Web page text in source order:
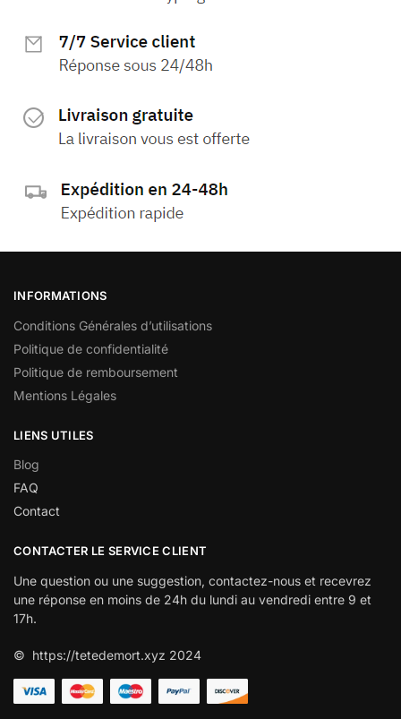
INFORMATIONS
Conditions Générales d’utilisations
Politique de confidentialité
Politique de remboursement
Mentions Légales
LIENS UTILES
Blog
FAQ
Contact
CONTACTER LE SERVICE CLIENT
Une question ou une suggestion, contactez-nous et recevrez
une réponse en moins de 24h du lundi au vendredi entre 9 et
17h.
© https://tetedemort.xyz 2024